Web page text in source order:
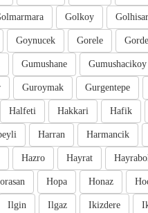
Golhisar
Golkoy
Gorele
Goynucek
Gumushacikoy
Gumushane
Gurgentepe
Guroymak
Hafik
Hakkari
Halfeti
Harmancik
Harran
Hayrat
Hazro
Honaz
Hopa
Ikizdere
Ilgaz
Ilgin